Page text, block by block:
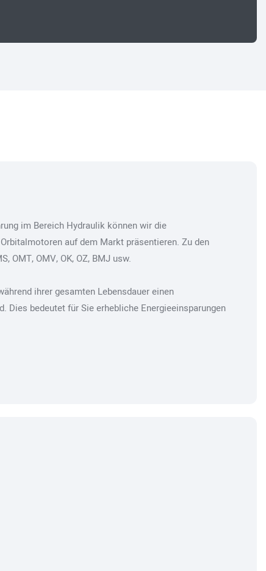
im Bereich Hydraulik können wir die
auf dem Markt präsentieren. Zu den
OMT, OMV, OK, OZ, BMJ usw.
ihrer gesamten Lebensdauer einen
Dies bedeutet für Sie erhebliche Energieeinsparungen